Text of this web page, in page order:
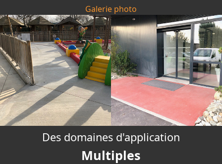
Galerie photo
Des domaines d'application
Multiples